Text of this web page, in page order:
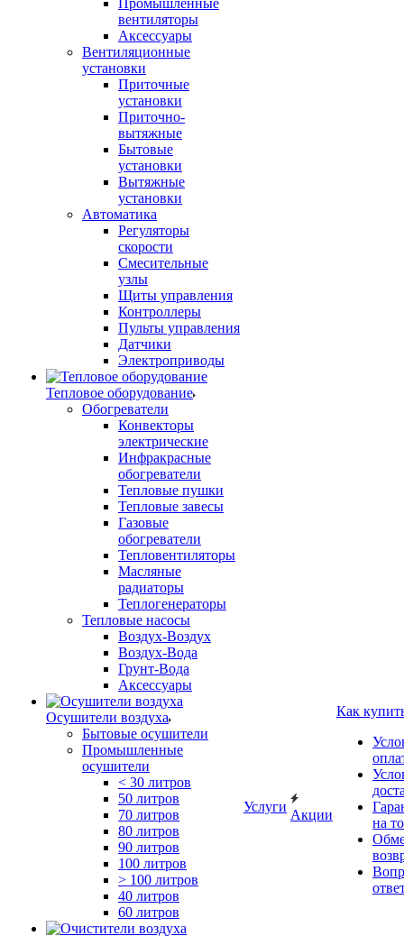
Промышленные
вентиляторы
Аксессуары
Вентиляционные
установки
Приточные
установки
Приточно-
вытяжные
Бытовые
установки
Вытяжные
установки
Автоматика
Регуляторы
скорости
Смесительные
узлы
Щиты управления
Контроллеры
Пульты управления
Датчики
Электроприводы
Тепловое оборудование
Обогреватели
Конвекторы
электрические
Инфракрасные
обогреватели
Тепловые пушки
Тепловые завесы
Газовые
обогреватели
Тепловентиляторы
Масляные
радиаторы
Теплогенераторы
Тепловые насосы
Воздух-Воздух
Воздух-Вода
Грунт-Вода
Аксессуары
Осушители воздуха
Бытовые осушители
Промышленные
осушители
< 30 литров
50 литров
70 литров
80 литров
90 литров
100 литров
> 100 литров
40 литров
60 литров
Услуги
Акции
Как
на